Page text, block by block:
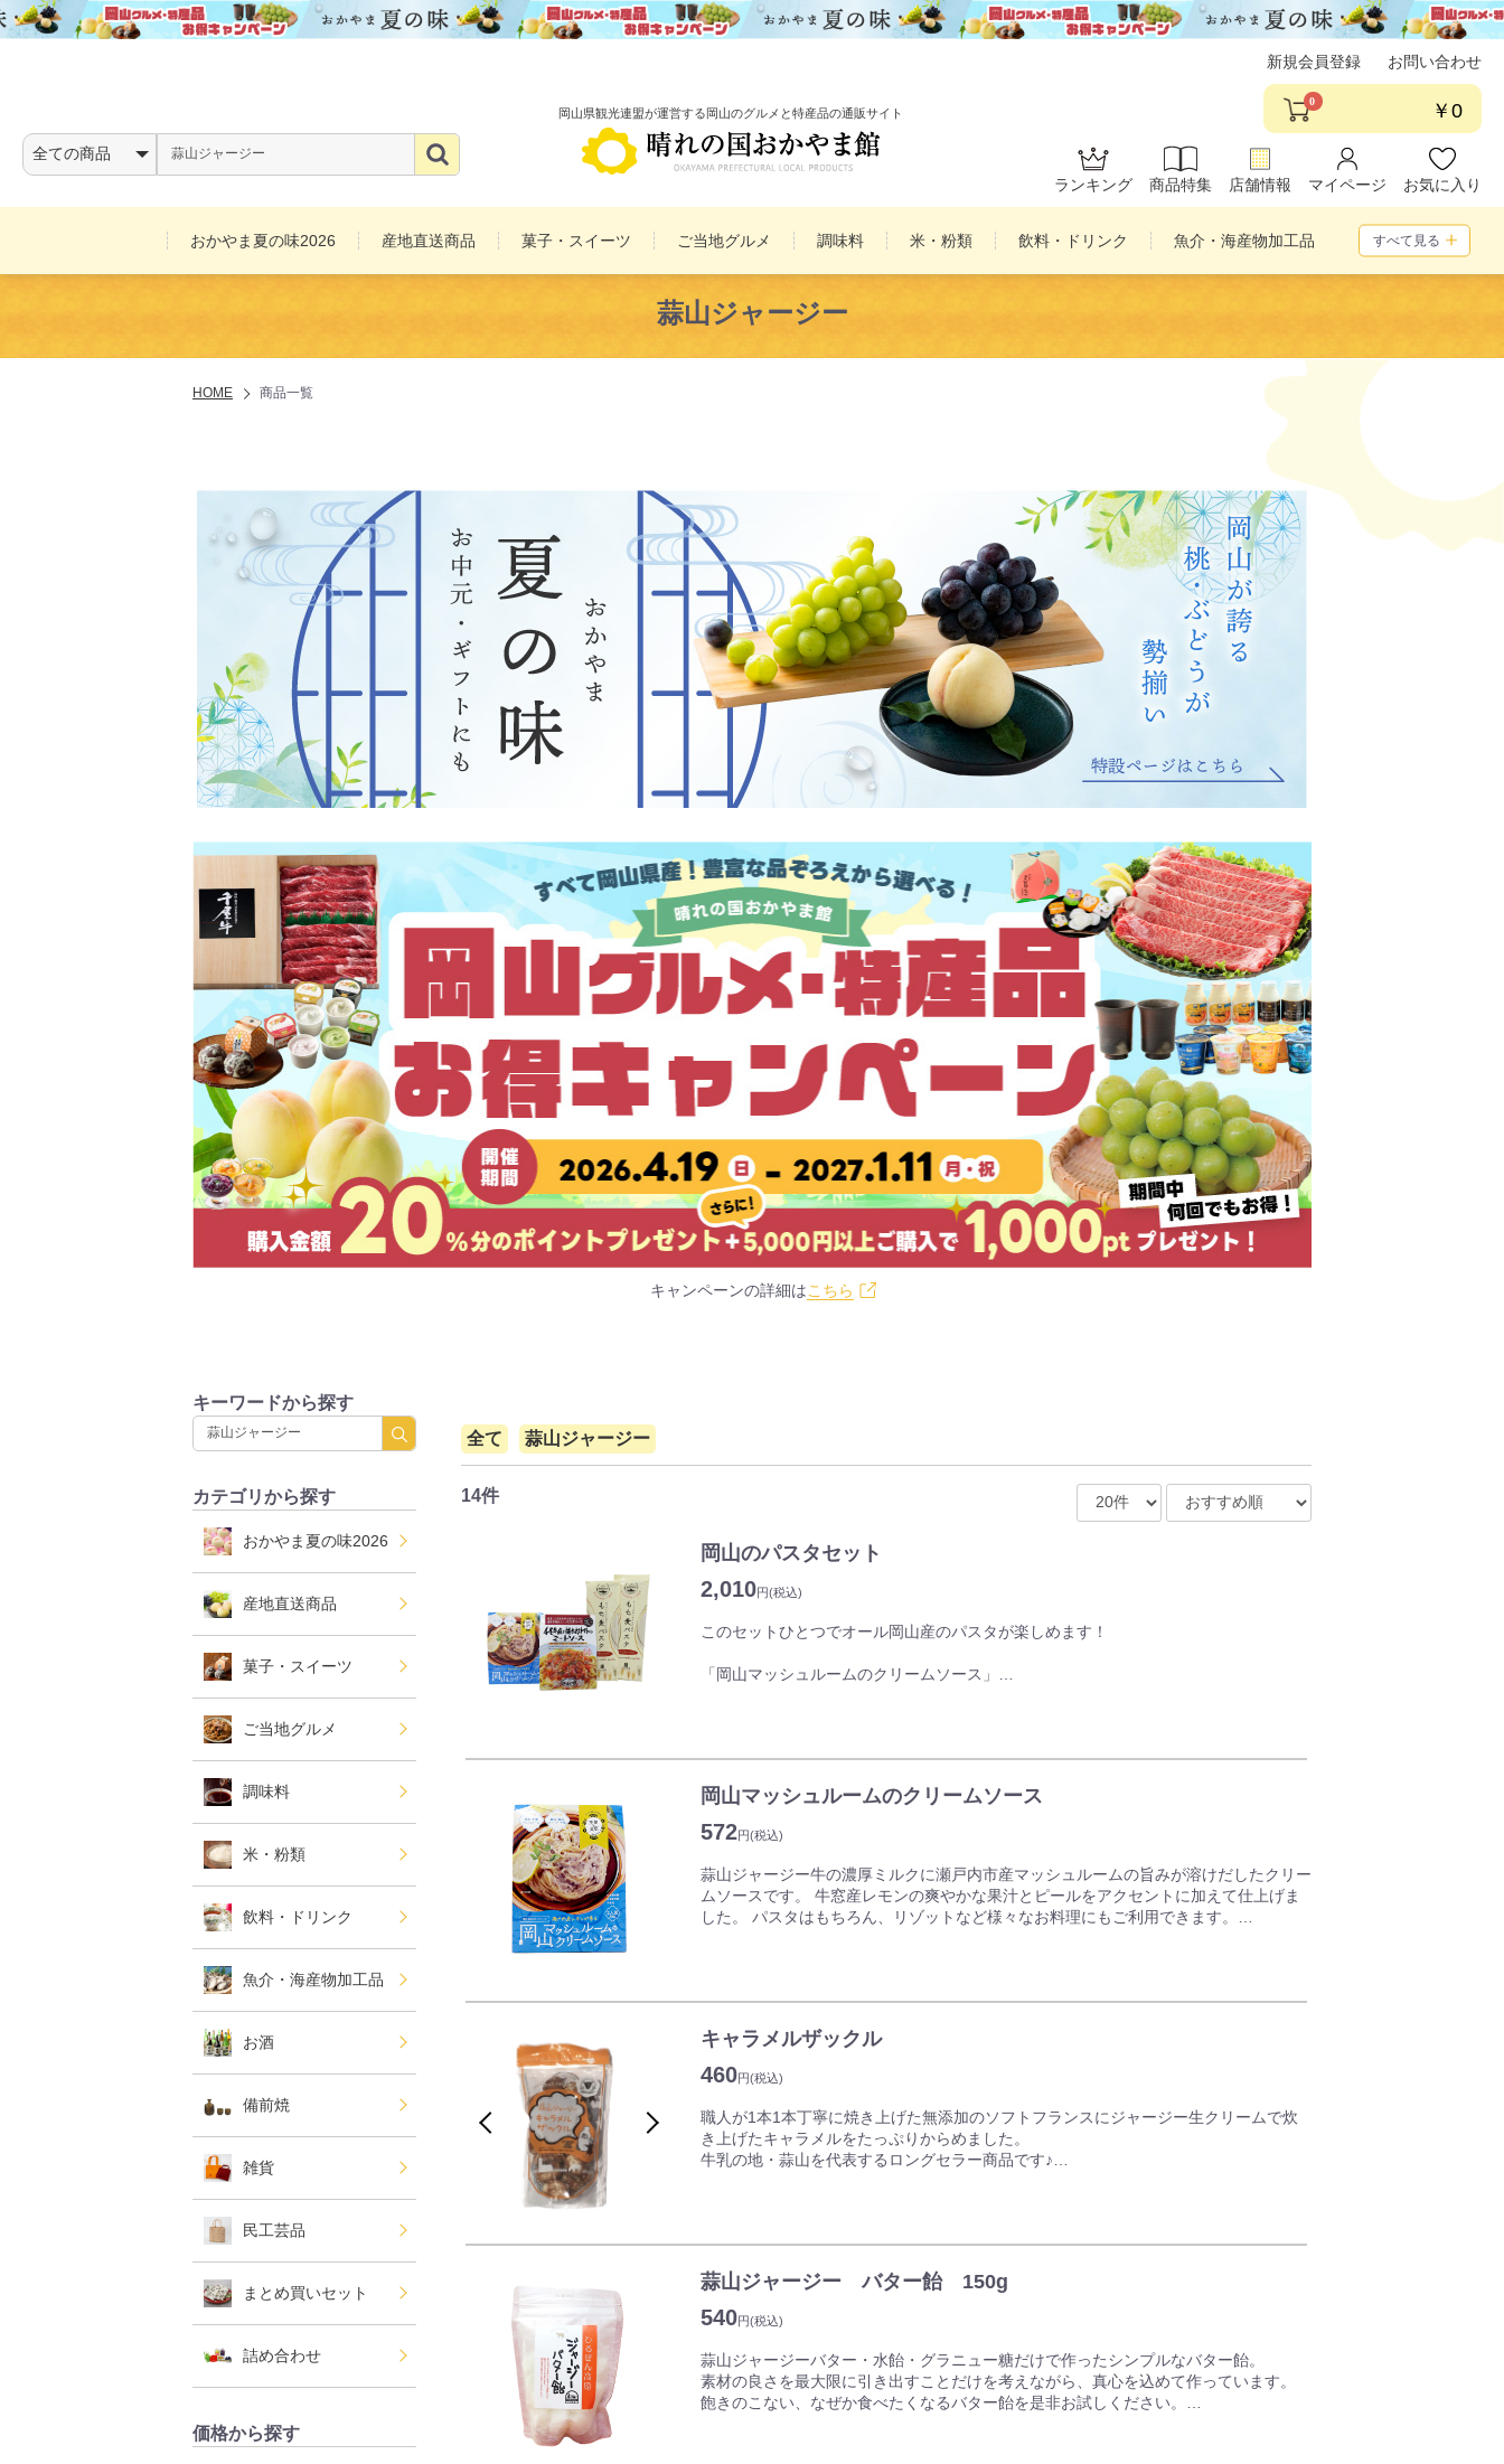
岡山県観光連盟が運営する岡山のグルメと特産品の通販サイト
新規会員登録 お問い合わせ
0 ￥0
ランキング 商品特集 店舗情報 マイページ お気に入り
おかやま夏の味2026 産地直送商品 菓子・スイーツ ご当地グルメ 調味料 米・粉類 飲料・ドリンク 魚介・海産物加工品
民工芸品 まとめ買いセット
すべて見る
蒜山ジャージー
HOME 商品一覧
キャンペーンの詳細はこちら
キーワードから探す
カテゴリから探す
おかやま夏の味2026
産地直送商品
菓子・スイーツ
ご当地グルメ
調味料
米・粉類
飲料・ドリンク
魚介・海産物加工品
お酒
備前焼
雑貨
民工芸品
まとめ買いセット
詰め合わせ
価格から探す
全て 蒜山ジャージー
14件
岡山のパスタセット
2,010円(税込)
このセットひとつでオール岡山産のパスタが楽しめます！
「岡山マッシュルームのクリームソース」
千屋牛の良質な肉と、岡山県産の桃太郎トマトをベースに、ローリエを加えて煮込み、
じっくり時間をかけて素材の旨味とコクを引き出しました。爽やかな酸味をきかせた風
味豊かなパスタソースです。
「もち麦パスタ」
岡山県笠岡市産のもち麦を使用したパスタです。
生パスタのようなもっちり食感と麦の香りが特徴です。
岡山マッシュルームのクリームソース
572円(税込)
蒜山ジャージー牛の濃厚ミルクに瀬戸内市産マッシュルームの旨みが溶けだしたクリー
ムソースです。 牛窓産レモンの爽やかな果汁とピールをアクセントに加えて仕上げま
した。 パスタはもちろん、リゾットなど様々なお料理にもご利用できます。
キャラメルザックル
460円(税込)
職人が1本1本丁寧に焼き上げた無添加のソフトフランスにジャージー生クリームで炊
き上げたキャラメルをたっぷりからめました。
牛乳の地・蒜山を代表するロングセラー商品です♪
いフレッシュタイプの生クリームを１００％使用しています。
★二度焼き無添加ソフトフランス
旨みを閉じ込めたソフトフランスをザックとした食感になるように特別に二度焼きして
います。
★100%ハンドメイド
厳選した素材を経験豊かな職人がパン作りからキャラメル作りまで一気に仕上げるオー
ルハンドメイドです。
蒜山ジャージー バター飴 150g
540円(税込)
蒜山ジャージーバター・水飴・グラニュー糖だけで作ったシンプルなバター飴。
素材の良さを最大限に引き出すことだけを考えながら、真心を込めて作っています。
飽きのこない、なぜか食べたくなるバター飴を是非お試しください。